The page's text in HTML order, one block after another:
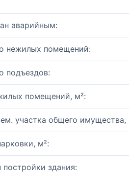
аварийным:
нежилых помещений:
подъездов:
помещений, м²:
участка общего имущества,
м²:
постройки здания: